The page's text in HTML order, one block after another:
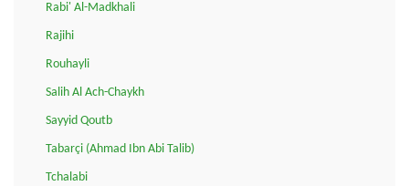
Rabi' Al-Madkhali
Rajihi
Rouhayli
Salih Al Ach-Chaykh
Sayyid Qoutb
Tabarçi (Ahmad Ibn Abi Talib)
Tchalabi